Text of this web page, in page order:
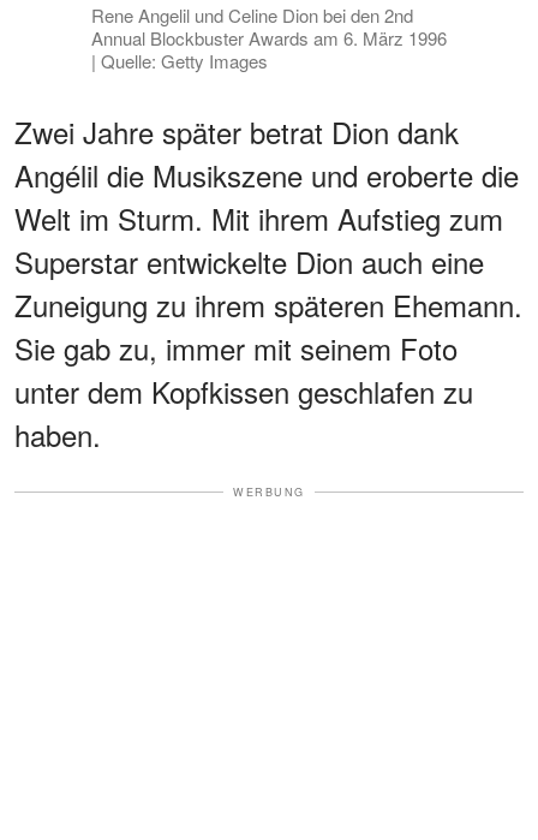
Rene Angelil und Celine Dion bei den 2nd
Annual Blockbuster Awards am 6. März 1996
| Quelle: Getty Images
Zwei Jahre später betrat Dion dank
Angélil die Musikszene und eroberte die
Welt im Sturm. Mit ihrem Aufstieg zum
Superstar entwickelte Dion auch eine
Zuneigung zu ihrem späteren Ehemann.
Sie gab zu, immer mit seinem Foto
unter dem Kopfkissen geschlafen zu
haben.
WERBUNG